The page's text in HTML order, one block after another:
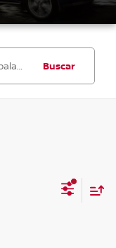
Buscar